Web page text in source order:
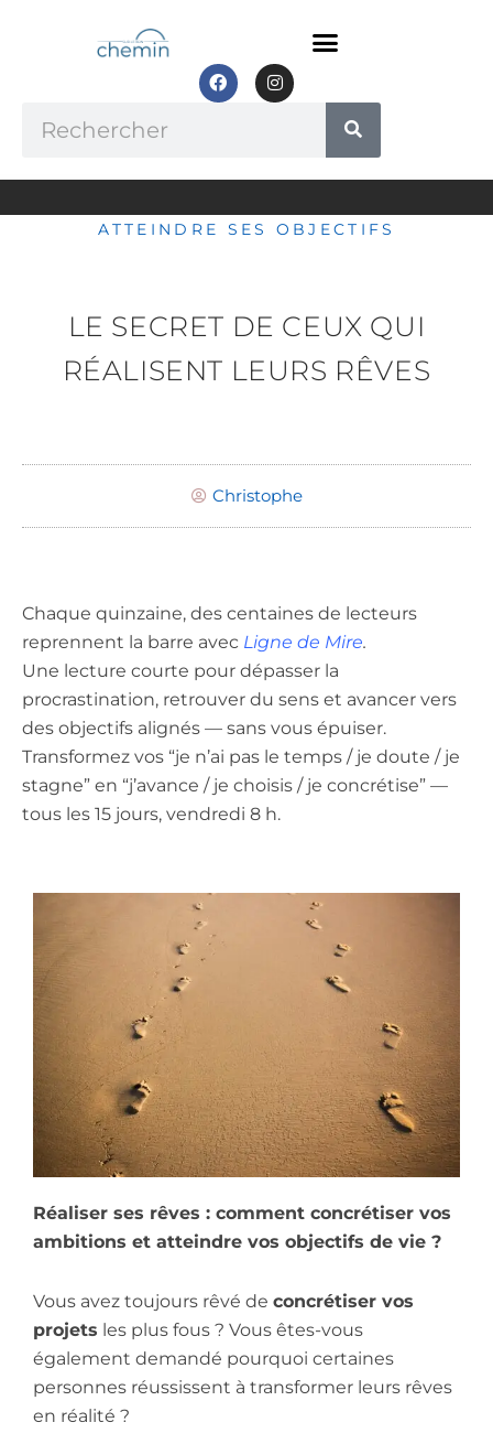
F
a
c
o
I
n
s
r
m
ATTEINDRE SES OBJECTIFS
LE SECRET DE CEUX QUI
RÉALISENT LEURS RÊVES
Christophe
Chaque quinzaine, des centaines de lecteurs
reprennent la barre avec Ligne de Mire.
Une lecture courte pour dépasser la
procrastination, retrouver du sens et avancer vers
des objectifs alignés — sans vous épuiser.
Transformez vos “je n’ai pas le temps / je doute / je
stagne” en “j’avance / je choisis / je concrétise” —
tous les 15 jours, vendredi 8 h.
Réaliser ses rêves : comment concrétiser vos
ambitions et atteindre vos objectifs de vie ?
Vous avez toujours rêvé de concrétiser vos
projets les plus fous ? Vous êtes-vous
également demandé pourquoi certaines
personnes réussissent à transformer leurs rêves
en réalité ?